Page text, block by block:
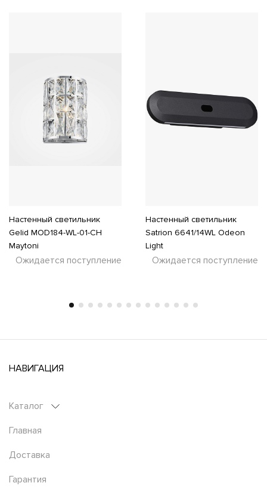
Настенный светильник
Gelid MOD184-WL-01-CH
Maytoni
Ожидается поступление
Настенный светильник
Satrion 6641/14WL Odeon
Light
Ожидается поступление
НАВИГАЦИЯ
Каталог
Главная
Доставка
Гарантия